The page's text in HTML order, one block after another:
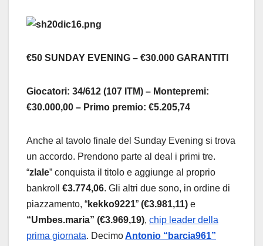
€50 SUNDAY EVENING – €30.000 GARANTITI
Giocatori: 34/612 (107 ITM) – Montepremi:
€30.000,00 – Primo premio: €5.205,74
Anche al tavolo finale del Sunday Evening si trova
un accordo. Prendono parte al deal i primi tre.
“zlale” conquista il titolo e aggiunge al proprio
bankroll €3.774,06. Gli altri due sono, in ordine di
piazzamento, “kekko9221” (€3.981,11) e
“Umbes.maria” (€3.969,19), chip leader della
prima giornata. DecimoAntonio “barcia961”